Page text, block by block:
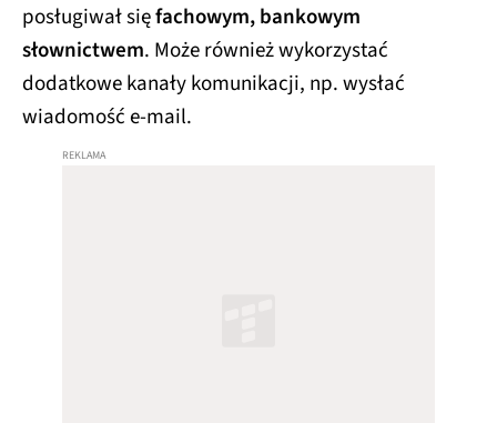
posługiwał sięfachowym, bankowym
słownictwem. Może również wykorzystać
dodatkowe kanały komunikacji, np. wysłać
wiadomość e-mail.